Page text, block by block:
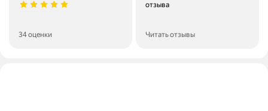
34 оценки
отзыва
Читать отзывы